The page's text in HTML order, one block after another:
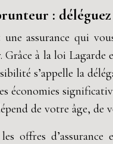
:
une assurance qui
à la loi Lagarde
s’appelle la
économies
de votre âge,
offres